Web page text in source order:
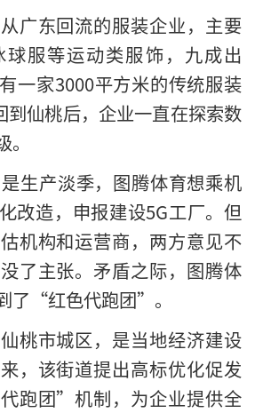
广东回流的服装企业，主要
服等运动类服饰，九成出
一家3000平方米的传统服装
到仙桃后，企业一直在探索数
生产淡季，图腾体育想乘机
改造，申报建设5G工厂。但
机构和运营商，两方意见不
了主张。矛盾之际，图腾体
了“红色代跑团”。
桃市城区，是当地经济建设
，该街道提出高标优化促发
跑团”机制，为企业提供全